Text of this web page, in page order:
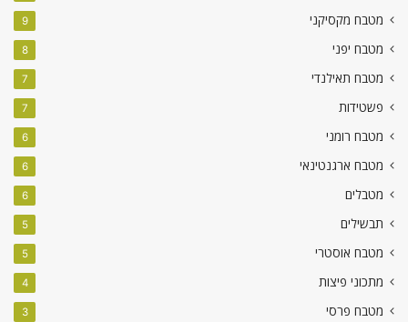
מטבח מקסיקני 9
מטבח יפני 8
מטבח תאילנדי 7
פשטידות 7
מטבח רומני 6
מטבח ארגנטינאי 6
מטבלים 6
תבשילים 5
מטבח אוסטרי 5
מתכוני פיצות 4
מטבח פרסי 3